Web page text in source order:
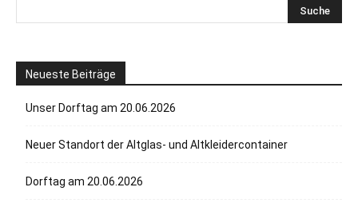
Neueste Beiträge
Unser Dorftag am 20.06.2026
Neuer Standort der Altglas- und Altkleidercontainer
Dorftag am 20.06.2026